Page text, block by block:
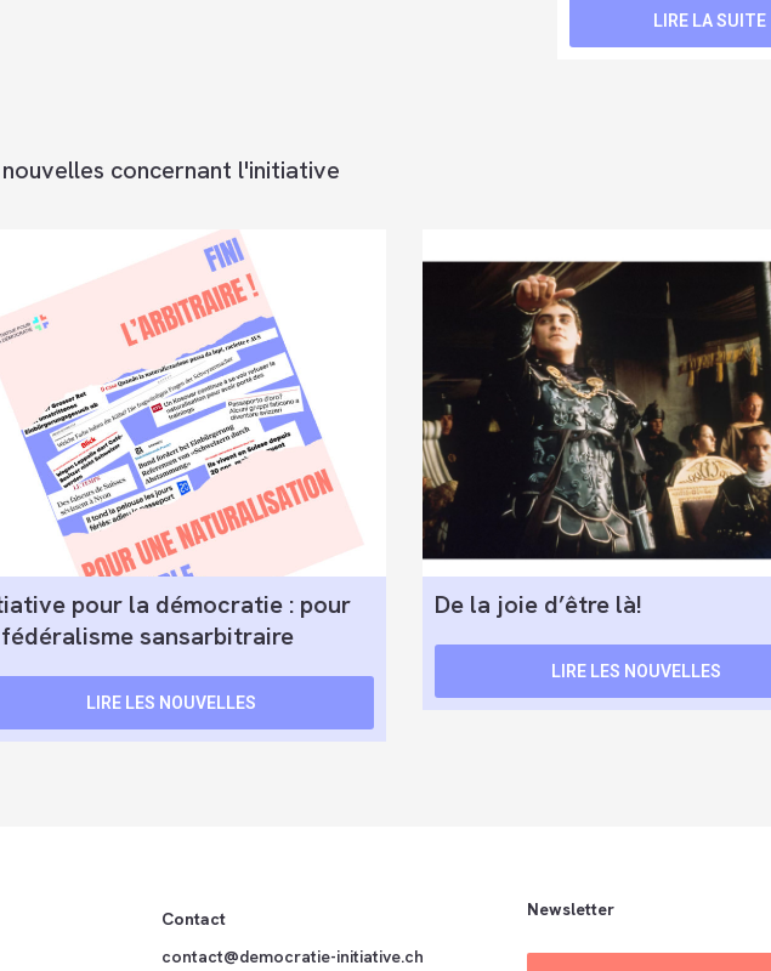
LIRE LA SUITE
concernant l'initiative
pour la démocratie : pour
sansarbitraire
LIRE LES NOUVELLES
De la joie d’être là!
LIRE LES NOUVELLES
Contact
contact@democratie-initiative.ch
Newsletter